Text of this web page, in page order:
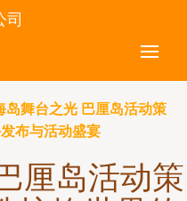
岛舞台之光 巴厘岛活动策
布与活动盛宴
厘岛活动策